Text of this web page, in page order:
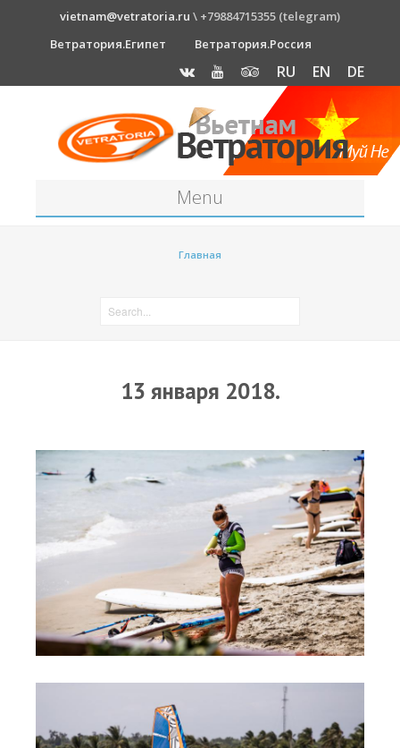
vietnam@vetratoria.ru \ +79884715355 (telegram)
Ветратория.Египет
Ветратория.Россия
RU EN DE
Menu
RRD Russian Cup
Новости
Медиа
Фото
Видео
Места катания
Наши станции
Ветратория.Дахаб
Ветратория Россия
Главная
13 января 2018.